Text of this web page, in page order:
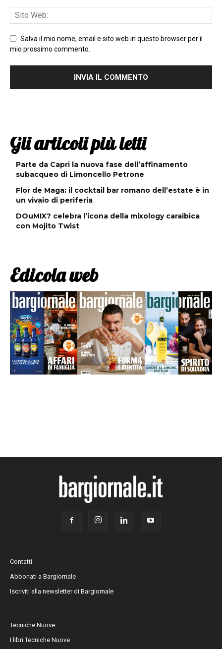
Salva il mio nome, email e sito web in questo browser per il
mio prossimo commento.
Gli articoli più letti
Parte da Capri la nuova fase dell’affinamento
subacqueo di Limoncello Petrone
Flor de Maga: il cocktail bar romano dell’estate è in
un vivaio di periferia
DOuMIX? celebra l’icona della mixology caraibica
con Mojito Twist
Edicola web
Contatti
Abbonati a Bargiornale
Iscriviti alla newsletter di Bargiornale
Tecniche Nuove
I libri Tecniche Nuove